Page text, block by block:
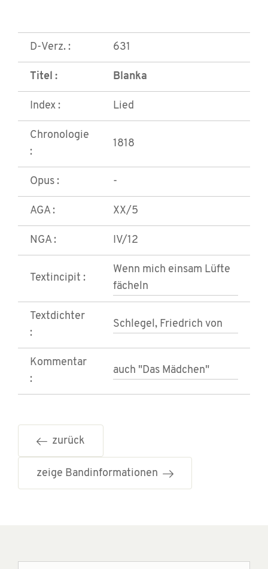
D-Verz. : 631
Titel : Blanka
Index : Lied
Chronologie
:
1818
Opus : -
AGA : XX/5
NGA : IV/12
Textincipit :
Wenn mich einsam Lüfte
fächeln
Textdichter
:
Schlegel, Friedrich von
Kommentar
:
auch "Das Mädchen"
zurück
zeige Bandinformationen